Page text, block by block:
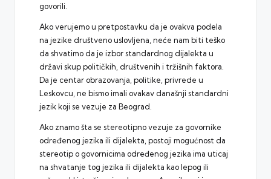
govorili.
Ako verujemo u pretpostavku da je ovakva podela
na jezike društveno uslovljena, neće nam biti teško
da shvatimo da je izbor standardnog dijalekta u
državi skup političkih, društvenih i tržišnih faktora.
Da je centar obrazovanja, politike, privrede u
Leskovcu, ne bismo imali ovakav današnji standardni
jezik koji se vezuje za Beograd.
Ako znamo šta se stereotipno vezuje za govornike
određenog jezika ili dijalekta, postoji mogućnost da
stereotip o govornicima određenog jezika ima uticaj
na shvatanje tog jezika ili dijalekta kao lepog ili